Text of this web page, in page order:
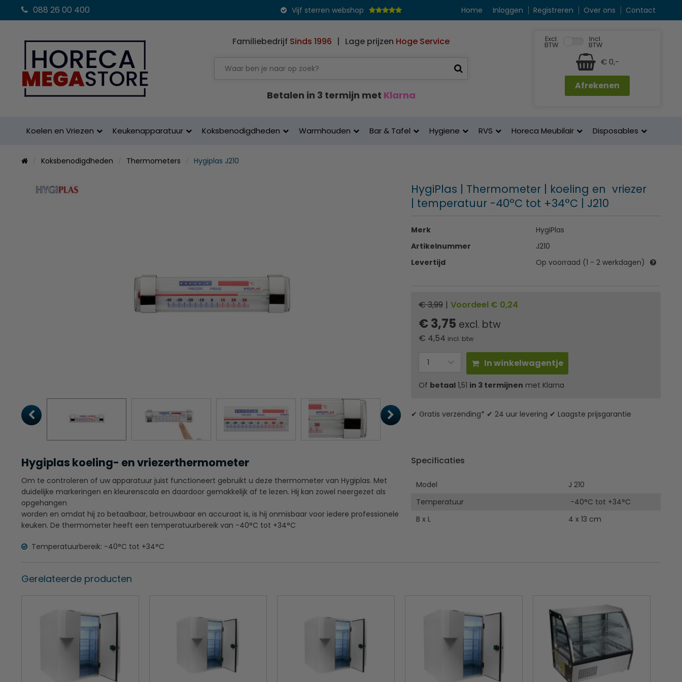
088 26 00 400 Vijf sterren webshop Home Inloggen Registreren Over ons Contact
Familiebedrijf Sinds 1996 | Lage prijzen Hoge Service
Betalen in 3 termijn met Klarna
Excl.
BTW
Incl.
BTW
€ 0,-
Afrekenen
Koelen en Vriezen Keukenapparatuur Koksbenodigdheden Warmhouden Bar & Tafel Hygiene RVS Horeca Meubilair Disposables
Koksbenodigdheden Thermometers Hygiplas J210
HygiPlas | Thermometer | koeling en vriezer
| temperatuur -40°C tot +34°C | J210
Merk
HygiPlas
Artikelnummer
J210
Levertijd
Op voorraad (1 - 2 werkdagen)
€ 3,99 | Voordeel € 0,24
€ 3,75 excl. btw
€ 4,54 incl. btw
In winkelwagentje
Of betaal1,51 in 3 termijnen met Klarna
✔ Gratis verzending* ✔ 24 uur levering ✔ Laagste prijsgarantie
Hygiplas koeling- en vriezerthermometer
Om te controleren of uw apparatuur juist functioneert gebruikt u deze thermometer van Hygiplas. Met
duidelijke markeringen en kleurenscala en daardoor gemakkelijk af te lezen. Hij kan zowel neergezet als
opgehangen
worden en omdat hij zo betaalbaar, betrouwbaar en accuraat is, is hij onmisbaar voor iedere professionele
keuken. De thermometer heeft een temperatuurbereik van -40°C tot +34°C
Temperatuurbereik: -40°C tot +34°C
Specificaties
Model
J 210
Temperatuur
-40°C tot +34°C
B x L
4 x 13 cm
Gerelateerde producten